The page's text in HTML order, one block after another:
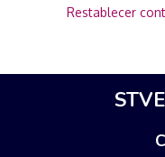
Restablecer